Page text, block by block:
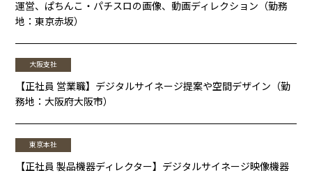
運営、ぱちんこ・パチスロの画像、動画ディレクション（勤務
地：東京赤坂）
大阪支社
【正社員 営業職】デジタルサイネージ提案や空間デザイン（勤
務地：大阪府大阪市）
東京本社
【正社員 製品機器ディレクター】デジタルサイネージ映像機器